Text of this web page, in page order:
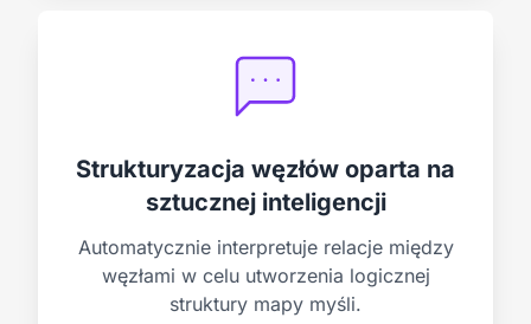
Strukturyzacja węzłów oparta na
sztucznej inteligencji
Automatycznie interpretuje relacje między
węzłami w celu utworzenia logicznej
struktury mapy myśli.